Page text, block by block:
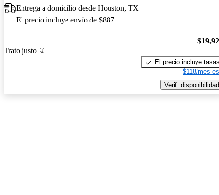
Entrega a domicilio desde Houston, TX
El precio incluye envío de $887
Trato justo
El precio incluye tasas
$118/mes
Verif. disponibilidad